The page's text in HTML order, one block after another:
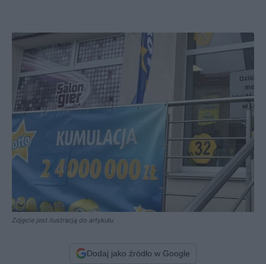
Zdjęcie jest ilustracją do artykułu
Dodaj jako źródło w Google